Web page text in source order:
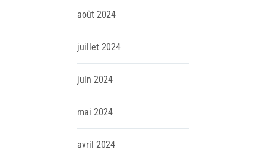
août 2024
juillet 2024
juin 2024
mai 2024
avril 2024